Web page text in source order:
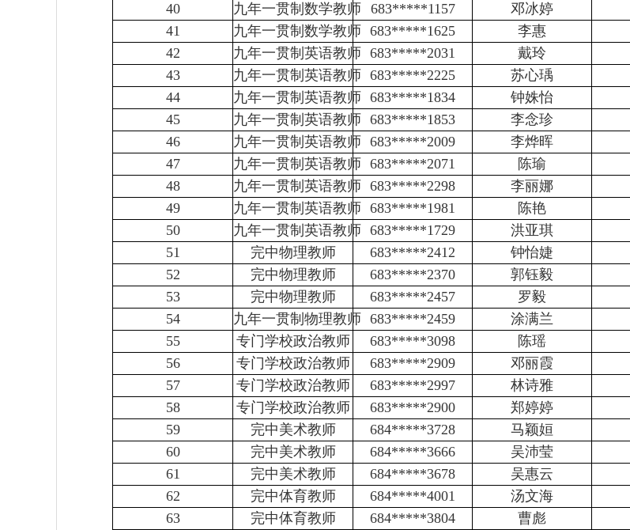
40
九年一贯制数学教师 683*****1157 邓冰婷
41
九年一贯制数学教师 683*****1625 李惠
42
九年一贯制英语教师 683*****2031 戴玲
43
九年一贯制英语教师 683*****2225 苏心瑀
44
九年一贯制英语教师 683*****1834 钟姝怡
45
九年一贯制英语教师 683*****1853 李念珍
46
九年一贯制英语教师 683*****2009 李烨晖
47
九年一贯制英语教师 683*****2071 陈瑜
48
九年一贯制英语教师 683*****2298 李丽娜
49
九年一贯制英语教师 683*****1981 陈艳
50
九年一贯制英语教师 683*****1729 洪亚琪
51
完中物理教师 683*****2412 钟怡婕
52
完中物理教师 683*****2370 郭钰毅
53
完中物理教师 683*****2457 罗毅
54
九年一贯制物理教师 683*****2459 涂满兰
55
专门学校政治教师 683*****3098 陈瑶
56
专门学校政治教师 683*****2909 邓丽霞
57
专门学校政治教师 683*****2997 林诗雅
58
专门学校政治教师 683*****2900 郑婷婷
59
完中美术教师 684*****3728 马颖姮
60
完中美术教师 684*****3666 吴沛莹
61
完中美术教师 684*****3678 吴惠云
62
完中体育教师 684*****4001 汤文海
63
完中体育教师 684*****3804 曹彪